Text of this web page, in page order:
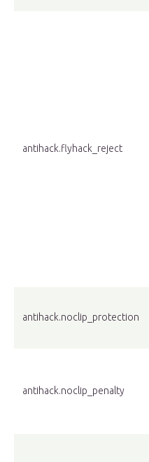
antihack.flyhack_reject
antihack.noclip_protection
antihack.noclip_penalty